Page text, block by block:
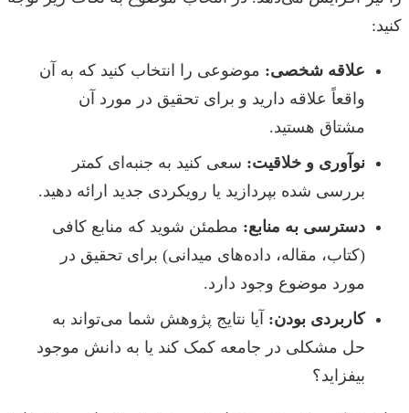
کنید:
علاقه شخصی: موضوعی را انتخاب کنید که به آن
واقعاً علاقه دارید و برای تحقیق در مورد آن
مشتاق هستید.
نوآوری و خلاقیت: سعی کنید به جنبه‌ای کمتر
بررسی شده بپردازید یا رویکردی جدید ارائه دهید.
دسترسی به منابع: مطمئن شوید که منابع کافی
(کتاب، مقاله، داده‌های میدانی) برای تحقیق در
مورد موضوع وجود دارد.
کاربردی بودن: آیا نتایج پژوهش شما می‌تواند به
حل مشکلی در جامعه کمک کند یا به دانش موجود
بیفزاید؟